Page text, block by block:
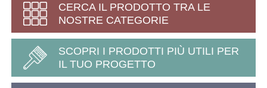
CERCA IL PRODOTTO TRA LE
NOSTRE CATEGORIE
SCOPRI I PRODOTTI PIÙ UTILI PER
IL TUO PROGETTO